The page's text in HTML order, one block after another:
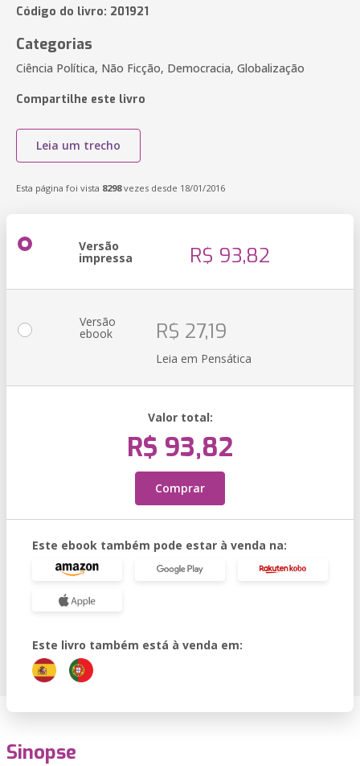
Código do livro: 201921
Categorias
Ciência Política, Não Ficção, Democracia, Globalização
Compartilhe este livro
Leia um trecho
Esta página foi vista 8298vezes desde 18/01/2016
Versão
impressa R$ 93,82
Versão
ebook R$ 27,19
Leia em Pensática
Valor total:
R$ 93,82
Comprar
Este ebook também pode estar à venda na:
Este livro também está à venda em:
Sinopse